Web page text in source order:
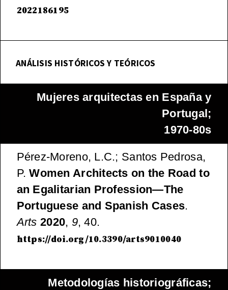
2022186195
ANÁLISIS HISTÓRICOS Y TEÓRICOS
Mujeres arquitectas en España y
Portugal;
1970-80s
Pérez-Moreno, L.C.; Santos Pedrosa,
P.Women Architects on the Road to
an Egalitarian Profession—The
Portuguese and Spanish Cases.
Arts 2020, 9, 40.
https://doi.org/10.3390/arts9010040
Metodologías historiográficas;